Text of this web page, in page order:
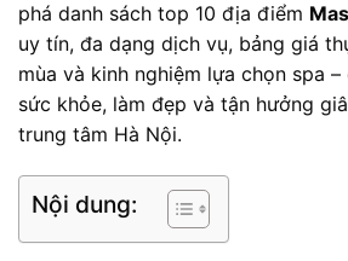
phá danh sách top 10 địa điểm
uy tín, đa dạng dịch vụ, bảng giá
mùa và kinh nghiệm lựa chọn spa
sức khỏe, làm đẹp và tận hưởng
trung tâm Hà Nội.
Nội dung: